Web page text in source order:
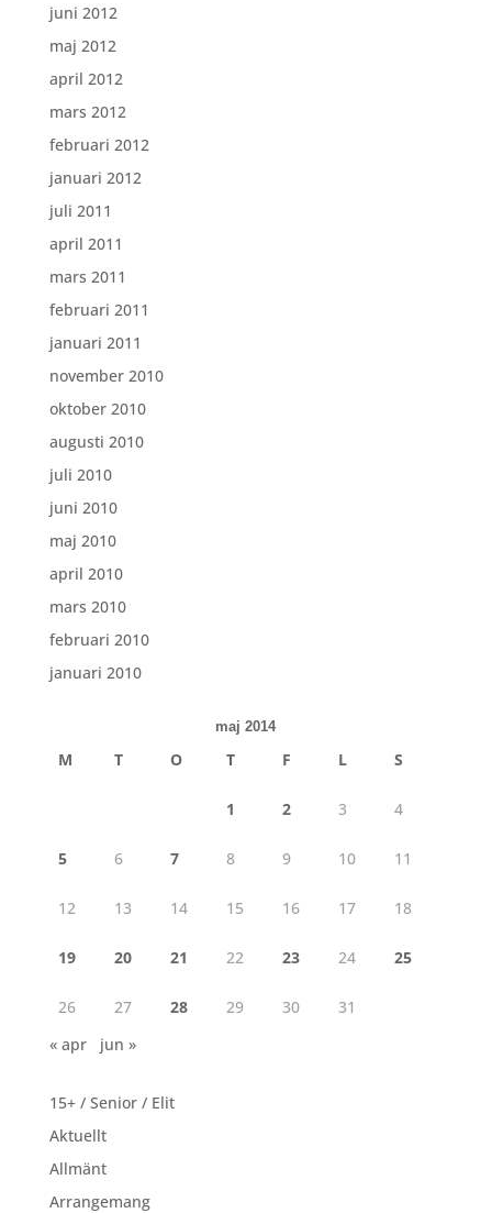
juni 2012
maj 2012
april 2012
mars 2012
februari 2012
januari 2012
juli 2011
april 2011
mars 2011
februari 2011
januari 2011
november 2010
oktober 2010
augusti 2010
juli 2010
juni 2010
maj 2010
april 2010
mars 2010
februari 2010
januari 2010
maj 2014
M T O T F L S
1 2 3 4
5 6 7 8 9 10 11
12 13 14 15 16 17 18
19 20 21 22 23 24 25
26 27 28 29 30
31
« apr
jun »
15+ / Senior / Elit
Aktuellt
Allmänt
Arrangemang